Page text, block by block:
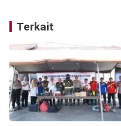
Terkait